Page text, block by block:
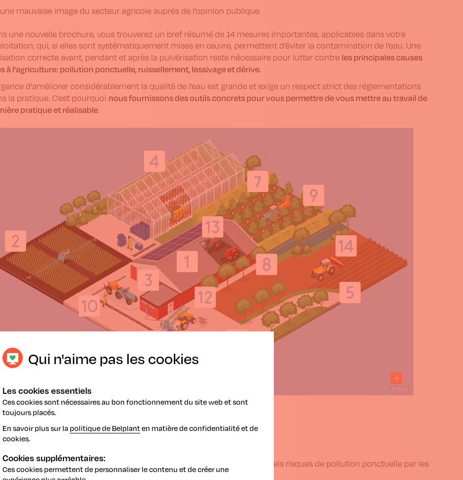
une mauvaise image du secteur agricole auprès de l'opinion publique.
une nouvelle brochure, vous trouverez un bref résumé de 14 mesures importantes, applicables dans votre
qui, si elles sont systématiquement mises en œuvre, permettent d'éviter la contamination de l'eau. Une
correcte avant, pendant et après la pulvérisation reste nécessaire pour lutter contre les principales causes
à l'agriculture: pollution ponctuelle, ruissellement, lessivage et dérive.
d'améliorer considérablement la qualité de l'eau est grande et exige un respect strict des réglementations
la pratique. C'est pourquoi nous fournissons des outils concrets pour vous permettre de vous mettre au travail de
pratique et réalisable.
une pulvérisation en Wallonie
Remplissez le Fyteauscanpour détecter, sur votre exploitation, les éventuels risques de pollution ponctuelle par les
PPP.
Qui n'aime pas les cookies
Les cookies essentiels
Ces cookies sont nécessaires au bon fonctionnement du site web et sont
toujours placés.
En savoir plus sur la politique de Belplanten matière de confidentialité et de
cookies.
Cookies supplémentaires:
Ces cookies permettent de personnaliser le contenu et de créer une